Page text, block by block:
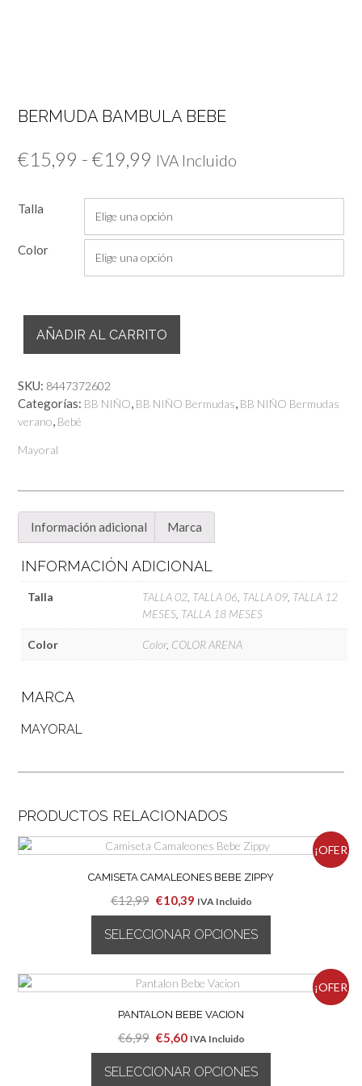
BERMUDA BAMBULA BEBE
€15,99 - €19,99 Rango
precios:
desde
€15,99
€19,99
IVA Incluido
Talla
Color
Bambula
Bebe
AÑADIR AL CARRITO
SKU: 8447372602
Categorías: BB NIÑO, BB NIÑO Bermudas, BB NIÑO Bermudas
verano, Bebé
Mayoral
Información adicional Marca
INFORMACIÓN ADICIONAL
Talla TALLA 02 TALLA 06 TALLA 09 TALLA 12
MESES TALLA 18 MESES
Color Color, COLOR ARENA
MARCA
MAYORAL
PRODUCTOS RELACIONADOS
¡OFER
CAMISETA CAMALEONES BEBE ZIPPY
€12,99 El
precio
original
era:
€12,99.
€10,39El
precio
actual
es:
€10,39.
IVA Incluido
SELECCIONAR OPCIONES
producto
tiene
múltiples
variantes.
Las
opciones
se
¡OFER
PANTALON BEBE VACION
€6,99 El
precio
original
€5,60El
precio
actual
IVA Incluido
SELECCIONAR OPCIONES